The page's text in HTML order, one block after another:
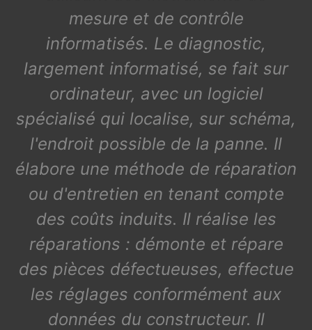
mesure et de contrôle
informatisés. Le diagnostic,
largement informatisé, se fait sur
ordinateur, avec un logiciel
spécialisé qui localise, sur schéma,
l'endroit possible de la panne. Il
élabore une méthode de réparation
ou d'entretien en tenant compte
des coûts induits. Il réalise les
réparations : démonte et répare
des pièces défectueuses, effectue
les réglages conformément aux
données du constructeur. Il